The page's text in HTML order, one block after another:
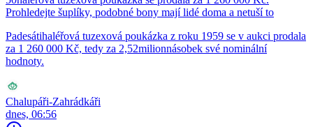
Prohledejte šuplíky, podobné bony mají lidé doma a netuší to
Padesátihaléřová tuzexová poukázka z roku 1959 se v aukci prodala
za 1 260 000 Kč, tedy za 2,52milionnásobek své nominální
hodnoty.
Chalupáři-Zahrádkáři
dnes, 06:56